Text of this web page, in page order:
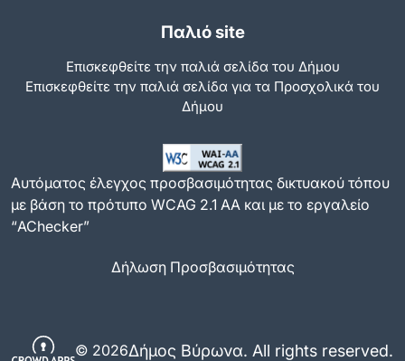
Παλιό site
Επισκεφθείτε την παλιά σελίδα του Δήμου
Eπισκεφθείτε την παλιά σελίδα για τα Προσχολικά του
Δήμου
Αυτόματος έλεγχος προσβασιμότητας δικτυακού τόπου
με βάση το πρότυπο WCAG 2.1 AA και με το εργαλείο
“AChecker”
Δήλωση Προσβασιμότητας
© 2026Δήμος Βύρωνα. All rights reserved.